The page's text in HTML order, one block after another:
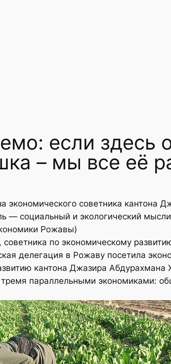
если здесь
– мы все её
экономического советника
социальный и экологический
Рожавы)
по экономическому
делегация в Рожаву посетила
кантона Джазира
параллельными экономиками: